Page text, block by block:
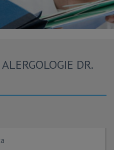
DR.